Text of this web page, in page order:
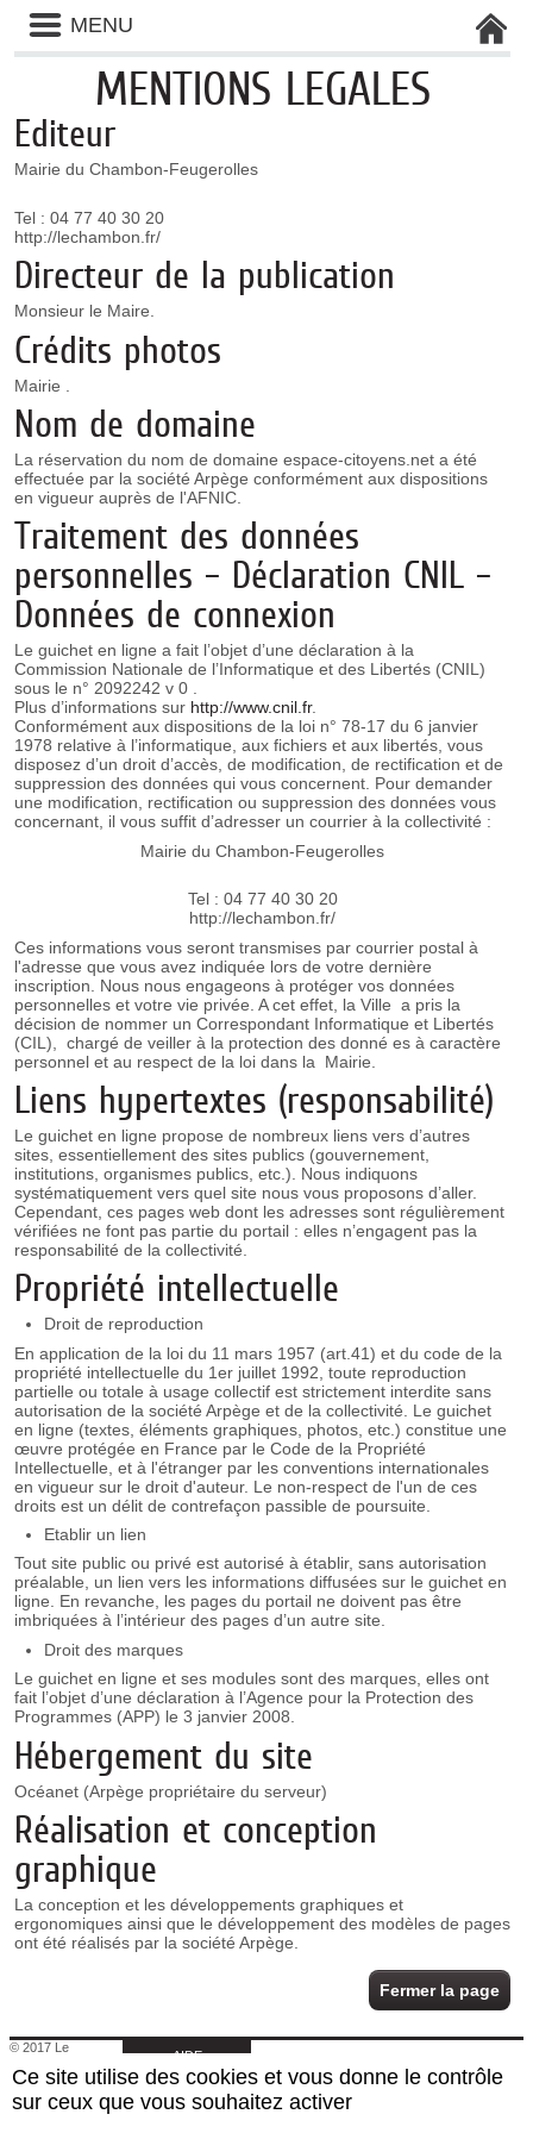
Liste
des
avertissements
MENU
MENTIONS LEGALES
Editeur
Mairie du Chambon-Feugerolles
Tel : 04 77 40 30 20
http://lechambon.fr/
Directeur de la publication
Monsieur le Maire.
Crédits photos
Mairie .
Nom de domaine
La réservation du nom de domaine espace-citoyens.net a été
effectuée par la société Arpège conformément aux dispositions
en vigueur auprès de l'AFNIC.
Traitement des données
personnelles – Déclaration CNIL –
Données de connexion
Le guichet en ligne a fait l’objet d’une déclaration à la
Commission Nationale de l’Informatique et des Libertés (CNIL)
sous le n° 2092242 v 0 .
Plus d’informations sur http://www.cnil.fr.
Conformément aux dispositions de la loi n° 78-17 du 6 janvier
1978 relative à l’informatique, aux fichiers et aux libertés, vous
disposez d’un droit d’accès, de modification, de rectification et de
suppression des données qui vous concernent. Pour demander
une modification, rectification ou suppression des données vous
concernant, il vous suffit d’adresser un courrier à la collectivité :
Mairie du Chambon-Feugerolles
Tel : 04 77 40 30 20
http://lechambon.fr/
Ces informations vous seront transmises par courrier postal à
l'adresse que vous avez indiquée lors de votre dernière
inscription. Nous nous engageons à protéger vos données
personnelles et votre vie privée. A cet effet, la Ville a pris la
décision de nommer un Correspondant Informatique et Libertés
(CIL), chargé de veiller à la protection des donné es à caractère
personnel et au respect de la loi dans la Mairie.
Liens hypertextes (responsabilité)
Le guichet en ligne propose de nombreux liens vers d’autres
sites, essentiellement des sites publics (gouvernement,
institutions, organismes publics, etc.). Nous indiquons
systématiquement vers quel site nous vous proposons d’aller.
Cependant, ces pages web dont les adresses sont régulièrement
vérifiées ne font pas partie du portail : elles n’engagent pas la
responsabilité de la collectivité.
Propriété intellectuelle
Droit de reproduction
En application de la loi du 11 mars 1957 (art.41) et du code de la
propriété intellectuelle du 1er juillet 1992, toute reproduction
partielle ou totale à usage collectif est strictement interdite sans
autorisation de la société Arpège et de la collectivité. Le guichet
en ligne (textes, éléments graphiques, photos, etc.) constitue une
œuvre protégée en France par le Code de la Propriété
Intellectuelle, et à l'étranger par les conventions internationales
en vigueur sur le droit d'auteur. Le non-respect de l'un de ces
droits est un délit de contrefaçon passible de poursuite.
Etablir un lien
Tout site public ou privé est autorisé à établir, sans autorisation
préalable, un lien vers les informations diffusées sur le guichet en
ligne. En revanche, les pages du portail ne doivent pas être
imbriquées à l’intérieur des pages d’un autre site.
Droit des marques
Le guichet en ligne et ses modules sont des marques, elles ont
fait l’objet d’une déclaration à l’Agence pour la Protection des
Programmes (APP) le 3 janvier 2008.
Hébergement du site
Océanet (Arpège propriétaire du serveur)
Réalisation et conception
graphique
La conception et les développements graphiques et
ergonomiques ainsi que le développement des modèles de pages
ont été réalisés par la société Arpège.
Fermer la page
© 2017 Le
Feugerolles
Retour au site de la
AIDE
Panneau de gestion des cookies
Ce site utilise des cookies et vous donne le contrôle
sur ceux que vous souhaitez activer